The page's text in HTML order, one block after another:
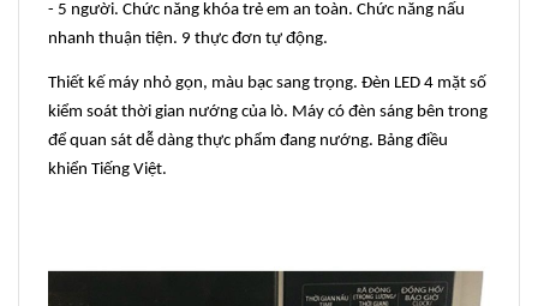
- 5 người. Chức năng khóa trẻ em an toàn. Chức năng nấu
nhanh thuận tiện. 9 thực đơn tự động.
Thiết kế máy nhỏ gọn, màu bạc sang trọng. Đèn LED 4 mặt số
kiểm soát thời gian nướng của lò. Máy có đèn sáng bên trong
để quan sát dễ dàng thực phẩm đang nướng. Bảng điều
khiển Tiếng Việt.